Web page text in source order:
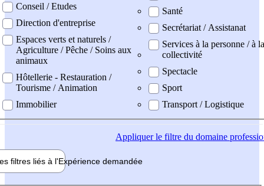
Conseil / Etudes
Direction d'entreprise
Espaces verts et naturels /
Agriculture / Pêche / Soins aux
animaux
Hôtellerie - Restauration /
Tourisme / Animation
Immobilier
Santé
Secrétariat / Assistanat
Services à la personne / à la
collectivité
Spectacle
Sport
Transport / Logistique
Appliquerle filtre du domaine
filtres liés à l'Expérience demandée